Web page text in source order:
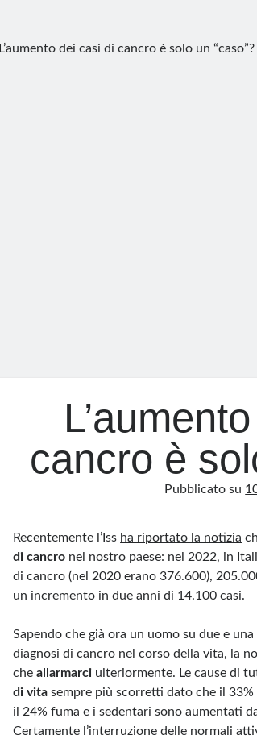
L’aumento dei casi di cancro è solo un “caso”?
cancro è
Pubblicato su
Recentemente l’Iss ha riportato la notizia
di cancro nel nostro paese: nel 2022, in
di cancro (nel 2020 erano 376.600),
un incremento in due anni di 14.100 casi.
Sapendo che già ora un uomo su due e
diagnosi di cancro nel corso della vita, la
che allarmarci ulteriormente. Le cause di
di vita sempre più scorretti dato che il
il 24% fuma e i sedentari sono aumentati
Certamente l’interruzione delle normali